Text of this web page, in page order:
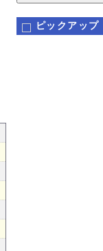
ピックアップ